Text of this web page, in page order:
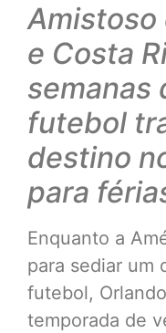
Amistoso
e Costa
semanas
futebol
destino
para
Enquanto a
para sediar um
futebol,
temporada de